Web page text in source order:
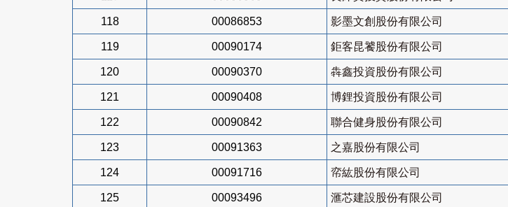
118 00086853 影墨文創股份有限公司
119 00090174 鉅客昆饕股份有限公司
120 00090370 犇鑫投資股份有限公司
121 00090408 博鋰投資股份有限公司
122 00090842 聯合健身股份有限公司
123 00091363 之嘉股份有限公司
124 00091716 帟紘股份有限公司
125 00093496 滙芯建設股份有限公司